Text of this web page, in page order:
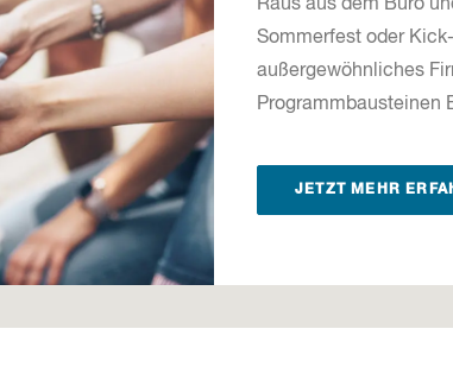
Raus aus dem Büro
Sommerfest oder
außergewöhnliches
Programmbausteinen
JETZT MEHR